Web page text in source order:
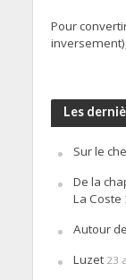
Pour
Les
Sur le
De la
La Coste
Autour
Luzet 23